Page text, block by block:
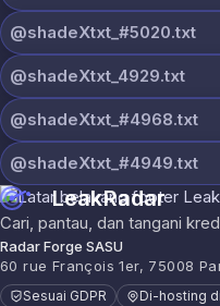
@shadeXtxt_#5020.txt
@shadeXtxt_4929.txt
@shadeXtxt_#4968.txt
@shadeXtxt_#4949.txt
LeakRadar
Cari, pantau, dan tangani
Radar Forge SASU
60 rue François 1er, 75008
Sesuai GDPR Di-hosting